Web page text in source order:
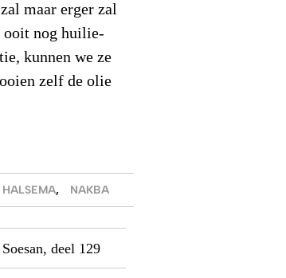
maar erger zal
ooit nog huilie-
kunnen we ze
zelf de olie
HALSEMA, NAKBA
deel 129